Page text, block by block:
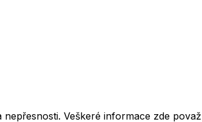
Veškeré informace zde